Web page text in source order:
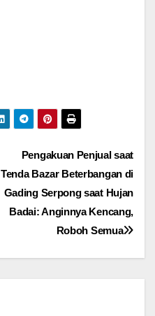
Pengakuan Penjual saat
Tenda Bazar Beterbangan di
Gading Serpong saat Hujan
Badai: Anginnya Kencang,
Roboh Semua